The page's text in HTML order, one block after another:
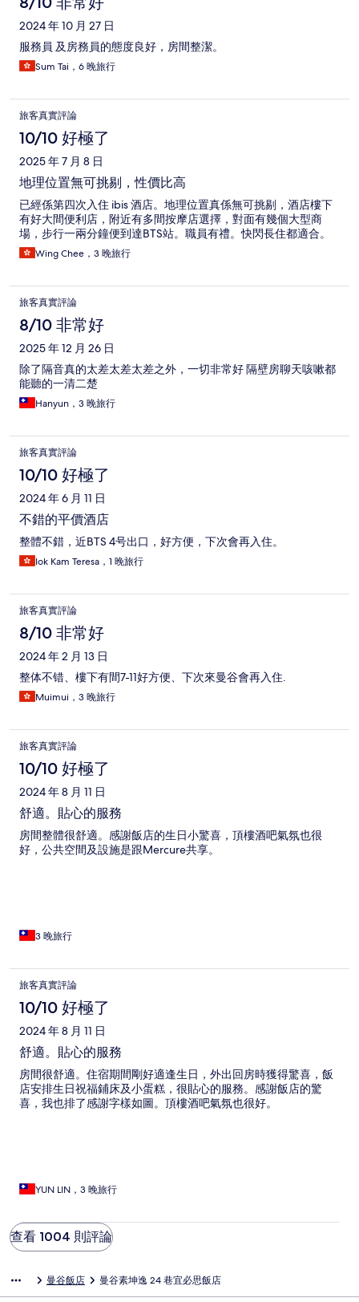
2024 年 10 月 27 日
服務員 及房務員的態度良好，房間整潔。
Sum Tai，6 晚旅行
旅客真實評論
10/10 好極了
2025 年 7 月 8 日
地理位置無可挑剔，性價比高
已經係第四次入住 ibis 酒店。地理位置真係無可挑剔，酒店樓下
有好大間便利店，附近有多間按摩店選擇，對面有幾個大型商
場，步行一兩分鐘便到達BTS站。職員有禮。快閃長住都適合。
Wing Chee，3 晚旅行
旅客真實評論
8/10 非常好
2025 年 12 月 26 日
除了隔音真的太差太差太差之外，一切非常好 隔壁房聊天咳嗽都
能聽的一清二楚
Hanyun，3 晚旅行
旅客真實評論
10/10 好極了
2024 年 6 月 11 日
不錯的平價酒店
整體不錯，近BTS 4号出口，好方便，下次會再入住。
Iok Kam Teresa，1 晚旅行
旅客真實評論
8/10 非常好
2024 年 2 月 13 日
整体不错、樓下有間7-11好方便、下次來曼谷會再入住.
Muimui，3 晚旅行
旅客真實評論
10/10 好極了
2024 年 8 月 11 日
舒適。貼心的服務
房間整體很舒適。感謝飯店的生日小驚喜，頂樓酒吧氣氛也很
好，公共空間及設施是跟Mercure共享。
3 晚旅行
旅客真實評論
10/10 好極了
2024 年 8 月 11 日
舒適。貼心的服務
房間很舒適。住宿期間剛好適逢生日，外出回房時獲得驚喜，飯
店安排生日祝福鋪床及小蛋糕，很貼心的服務。感謝飯店的驚
喜，我也排了感謝字樣如圖。頂樓酒吧氣氛也很好。
YUN LIN，3 晚旅行
查看 1004 則評論
曼谷飯店 曼谷素坤逸 24 巷宜必思飯店